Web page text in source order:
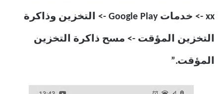
xx -> خدمات Google Play -> التخزين وذاكرة
التخزين المؤقت -> مسح ذاكرة التخزين
المؤقت.”